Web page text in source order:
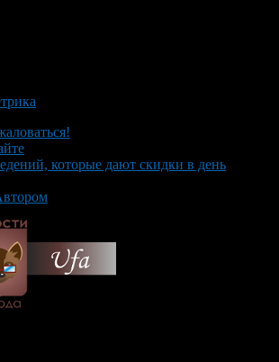
которые дают скидки в день